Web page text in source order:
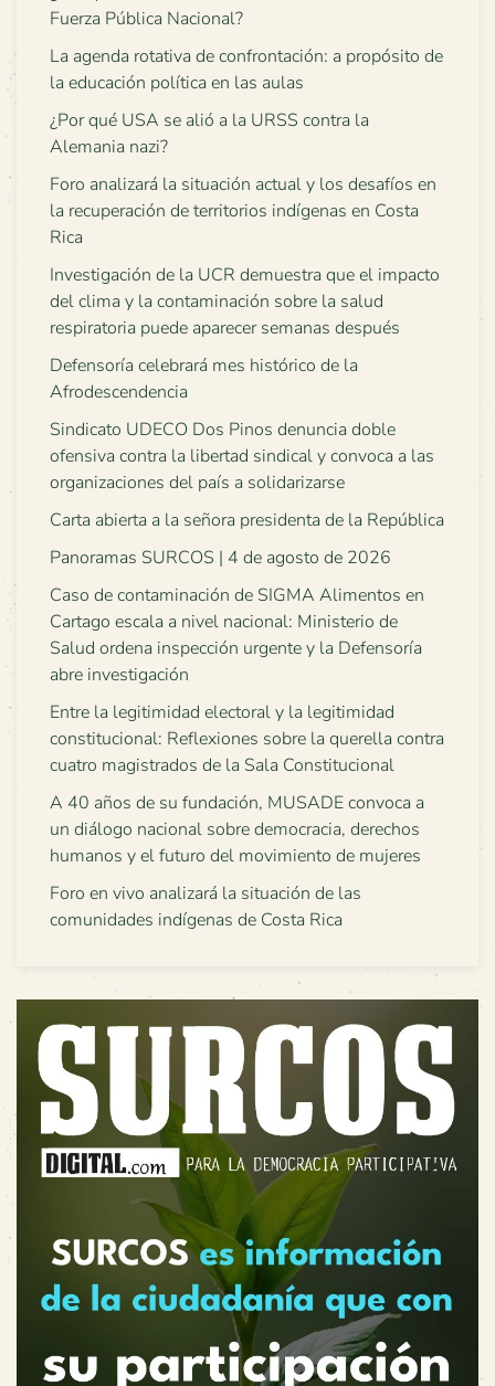
Fuerza Pública Nacional?
La agenda rotativa de confrontación: a propósito de
la educación política en las aulas
¿Por qué USA se alió a la URSS contra la
Alemania nazi?
Foro analizará la situación actual y los desafíos en
la recuperación de territorios indígenas en Costa
Rica
Investigación de la UCR demuestra que el impacto
del clima y la contaminación sobre la salud
respiratoria puede aparecer semanas después
Defensoría celebrará mes histórico de la
Afrodescendencia
Sindicato UDECO Dos Pinos denuncia doble
ofensiva contra la libertad sindical y convoca a las
organizaciones del país a solidarizarse
Carta abierta a la señora presidenta de la República
Panoramas SURCOS | 4 de agosto de 2026
Caso de contaminación de SIGMA Alimentos en
Cartago escala a nivel nacional: Ministerio de
Salud ordena inspección urgente y la Defensoría
abre investigación
Entre la legitimidad electoral y la legitimidad
constitucional: Reflexiones sobre la querella contra
cuatro magistrados de la Sala Constitucional
A 40 años de su fundación, MUSADE convoca a
un diálogo nacional sobre democracia, derechos
humanos y el futuro del movimiento de mujeres
Foro en vivo analizará la situación de las
comunidades indígenas de Costa Rica